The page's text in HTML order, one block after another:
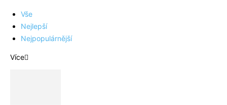
Vše
Nejlepší
Nejpopulárnější
Více